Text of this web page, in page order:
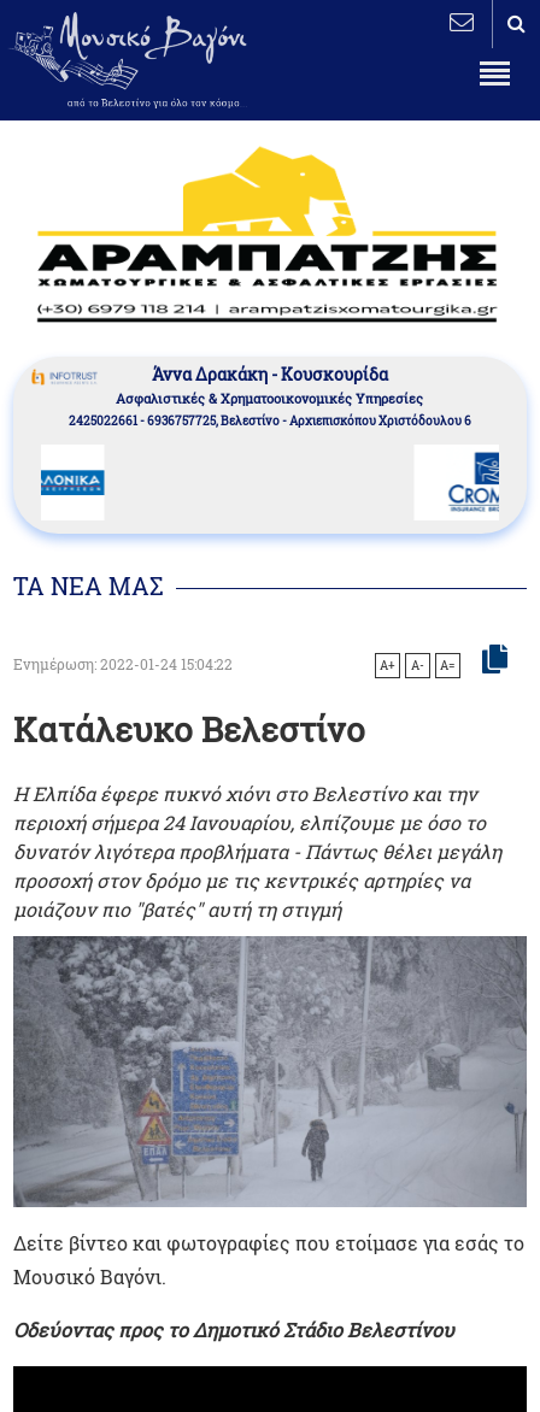
Άννα Δρακάκη - Κουσκουρίδα
Aσφαλιστικές & Χρηματοοικονομικές Υπηρεσίες
2425022661 - 6936757725, Βελεστίνο - Αρχιεπισκόπου Χριστόδουλου 6
ΤΑ ΝΕΑ ΜΑΣ
Ενημέρωση: 2022-01-24 15:04:22 A+ A- A=
Κατάλευκο Βελεστίνο
Η Ελπίδα έφερε πυκνό χιόνι στο Βελεστίνο και την
περιοχή σήμερα 24 Ιανουαρίου, ελπίζουμε με όσο το
δυνατόν λιγότερα προβλήματα - Πάντως θέλει μεγάλη
προσοχή στον δρόμο με τις κεντρικές αρτηρίες να
μοιάζουν πιο "βατές" αυτή τη στιγμή
Δείτε βίντεο και φωτογραφίες που ετοίμασε για εσάς το
Μουσικό Βαγόνι.
Οδεύοντας προς το Δημοτικό Στάδιο Βελεστίνου